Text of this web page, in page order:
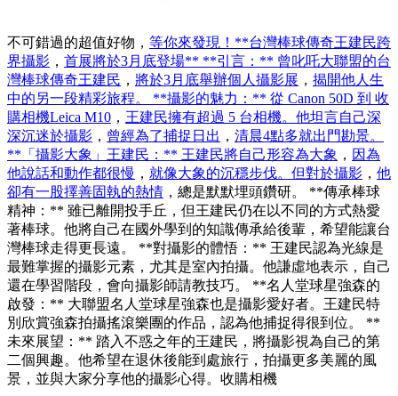
不可錯過的超值好物， 等你來發現！**台灣棒球傳奇王建民跨
界攝影 ， 首展將於3月底登場** **引言：** 曾叱吒大聯盟的台
灣棒球傳奇王建民 ， 將於3月底舉辦個人攝影展 ， 揭開他人生
中的另一段精彩旅程。 **攝影的魅力：** 從 Canon 50D 到 收
購相機Leica M10 ， 王建民擁有超過 5 台相機。他坦言自己深
深沉迷於攝影 ， 曾經為了捕捉日出 ， 清晨4點多就出門勘景。
**「攝影大象」王建民：** 王建民將自己形容為大象 ， 因為
他說話和動作都很慢 ， 就像大象的沉穩步伐。但對於攝影 ， 他
卻有一股擇善固執的熱情 ，總是默默埋頭鑽研。 **傳承棒球
精神：** 雖已離開投手丘，但王建民仍在以不同的方式熱愛
著棒球。他將自己在國外學到的知識傳承給後輩，希望能讓台
灣棒球走得更長遠。 **對攝影的體悟：** 王建民認為光線是
最難掌握的攝影元素，尤其是室內拍攝。他謙虛地表示，自己
還在學習階段，會向攝影師請教技巧。 **名人堂球星強森的
啟發：** 大聯盟名人堂球星強森也是攝影愛好者。王建民特
別欣賞強森拍攝搖滾樂團的作品，認為他捕捉得很到位。 **
未來展望：** 踏入不惑之年的王建民，將攝影視為自己的第
二個興趣。他希望在退休後能到處旅行，拍攝更多美麗的風
景，並與大家分享他的攝影心得。收購相機